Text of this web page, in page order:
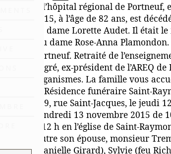
X
À l’hôpital régional de
2015, à l’âge de 82 ans, est
de dame Lorette Audet. Il était
feu dame Rose-Anna
Portneuf. Retraité de
degré, ex-président de l’AREQ
organismes. La famille vous
la Résidence funéraire Saint-
209, rue Saint-Jacques, le jeudi
vendredi 13 novembre 2015 de
à 12 h en l’église de Saint-
Outre son épouse, monsieur
(Danielle Girard), Sylvie (feu